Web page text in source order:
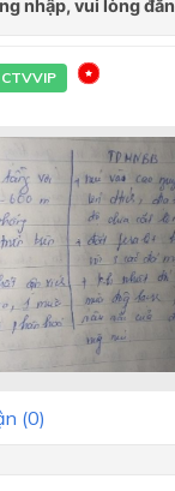
CTVVIP
(0)